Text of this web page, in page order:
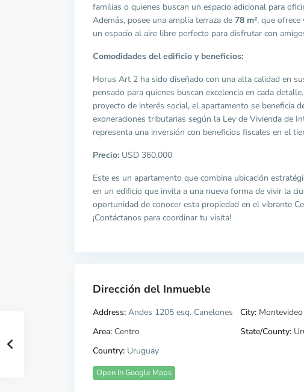
familias o quienes buscan un espacio adicional para
Además, posee una amplia terraza de 78 m², que ofrece
un espacio al aire libre perfecto para disfrutar con
Comodidades del edificio y beneficios:
Horus Art 2 ha sido diseñado con una alta calidad en
pensado para quienes buscan excelencia en cada
proyecto de interés social, el apartamento se beneficia
exoneraciones tributarias según la Ley de Vivienda de
representa una inversión con beneficios fiscales en el
Precio: USD 360,000
Este es un apartamento que combina ubicación
en un edificio que invita a una nueva forma de vivir la
oportunidad de conocer esta propiedad en el vibrante
¡Contáctanos para coordinar tu visita!
Dirección del Inmueble
Address: Andes 1205 esq. Canelones City: Montevideo
Area: Centro State/County:
Country: Uruguay
Open In Google Maps